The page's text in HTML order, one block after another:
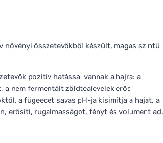
növényi összetevőkből készült, magas szintű
pozitív hatással vannak a hajra: a
a nem fermentált zöldtealevelek erős
a fügeecet savas pH-ja kisimítja a hajat, a
erősíti, rugalmasságot, fényt és volument ad.